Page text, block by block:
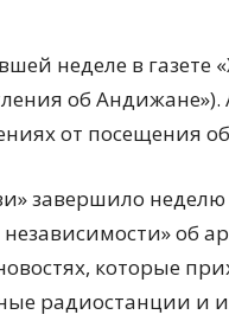
неделе в газете
об Андижане»).
от посещения
завершило
об
которые
радиостанции и